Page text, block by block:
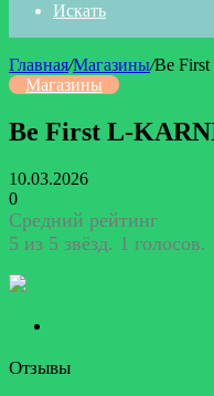
Искать
Главная/Магазины/Be
Магазины
Be First L-
10.03.2026
0
Средний рейтинг
5 из 5 звёзд. 1 голосов.
Отзывы